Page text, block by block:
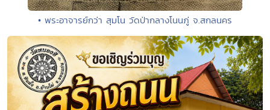
• พระอาจารย์กว่า สุมโน วัดป่ากลางโนนภู่ จ.สกลนคร